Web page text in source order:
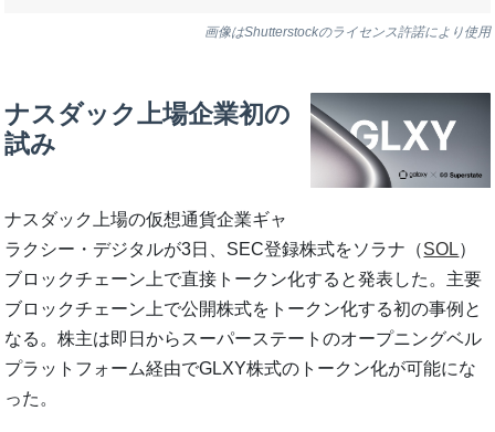
画像はShutterstockのライセンス許諾により使用
ナスダック上場企業初の
試み
ナスダック上場の仮想通貨企業ギャ
ラクシー・デジタルが3日、SEC登録株式をソラナ（SOL）
ブロックチェーン上で直接トークン化すると発表した。主要
ブロックチェーン上で公開株式をトークン化する初の事例と
なる。株主は即日からスーパーステートのオープニングベル
プラットフォーム経由でGLXY株式のトークン化が可能にな
った。